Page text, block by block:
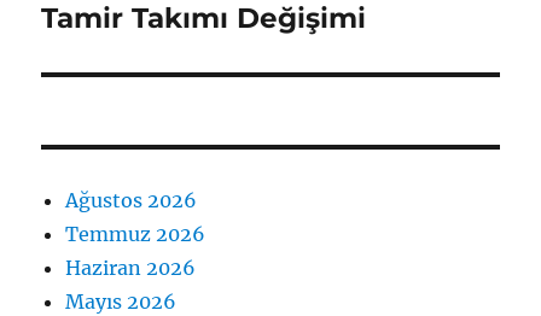
yazı:
Tamir Takımı Değişimi
Ağustos 2026
Temmuz 2026
Haziran 2026
Mayıs 2026